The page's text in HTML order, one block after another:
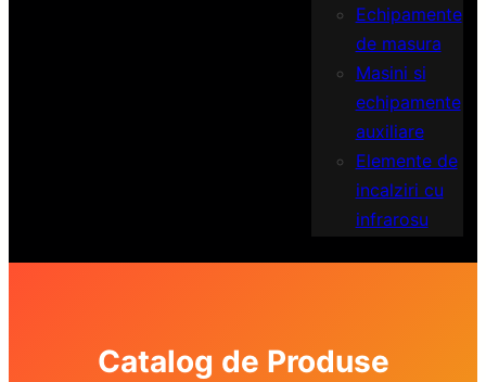
Echipamente
de masura
Masini si
echipamente
auxiliare
Elemente de
incalziri cu
infrarosu
Catalog de Produse